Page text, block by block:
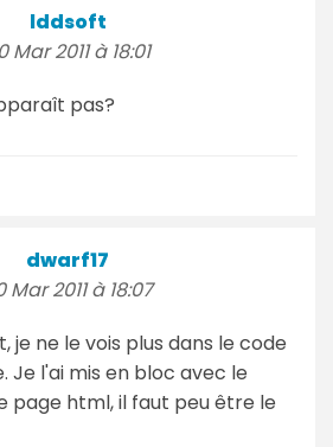
lddsoft
Mar 2011 à 18:01
pas?
dwarf17
Mar 2011 à 18:07
je ne le vois plus dans le code
Je l'ai mis en bloc avec le
page html, il faut peu être le